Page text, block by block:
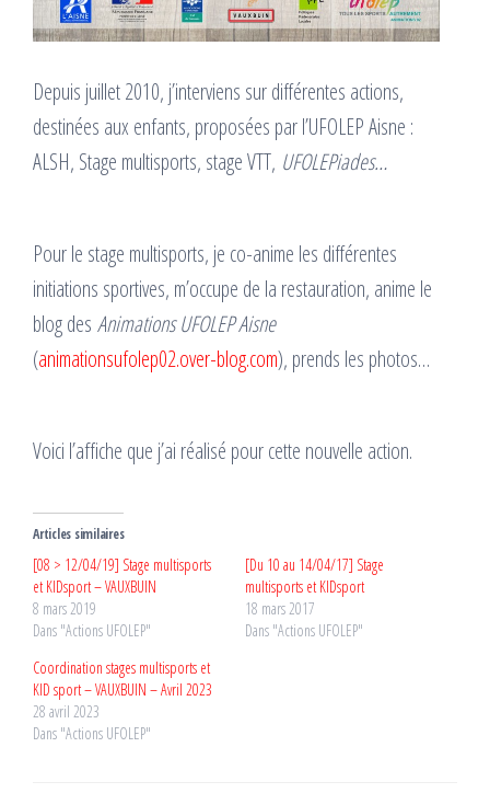
Depuis juillet 2010, j’interviens sur différentes actions,
destinées aux enfants, proposées par l’UFOLEP Aisne :
ALSH, Stage multisports, stage VTT, UFOLEPiades…
Pour le stage multisports, je co-anime les différentes
initiations sportives, m’occupe de la restauration, anime le
blog des Animations UFOLEP Aisne
(animationsufolep02.over-blog.com), prends les photos…
Voici l’affiche que j’ai réalisé pour cette nouvelle action.
Articles similaires
[08 > 12/04/19] Stage multisports
et KIDsport – VAUXBUIN
8 mars 2019
Dans "Actions UFOLEP"
[Du 10 au 14/04/17] Stage
multisports et KIDsport
18 mars 2017
Dans "Actions UFOLEP"
Coordination stages multisports et
KID sport – VAUXBUIN – Avril 2023
28 avril 2023
Dans "Actions UFOLEP"